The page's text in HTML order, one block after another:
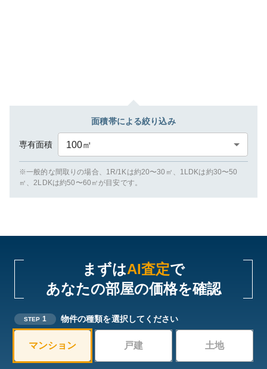
面積帯による絞り込み
専有面積 100㎡
※一般的な間取りの場合、1R/1Kは約20〜30㎡、1LDKは約30〜50
㎡、2LDKは約50〜60㎡が目安です。
まずはAI査定で
あなたの部屋の価格を確認
STEP 1 物件の種類を選択してください
マンション 戸建 土地